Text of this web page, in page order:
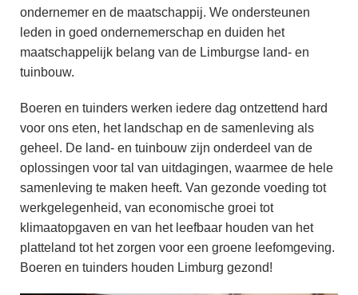
ondernemer en de maatschappij. We ondersteunen
leden in goed ondernemerschap en duiden het
maatschappelijk belang van de Limburgse land- en
tuinbouw.
Boeren en tuinders werken iedere dag ontzettend hard
voor ons eten, het landschap en de samenleving als
geheel. De land- en tuinbouw zijn onderdeel van de
oplossingen voor tal van uitdagingen, waarmee de hele
samenleving te maken heeft. Van gezonde voeding tot
werkgelegenheid, van economische groei tot
klimaatopgaven en van het leefbaar houden van het
platteland tot het zorgen voor een groene leefomgeving.
Boeren en tuinders houden Limburg gezond!